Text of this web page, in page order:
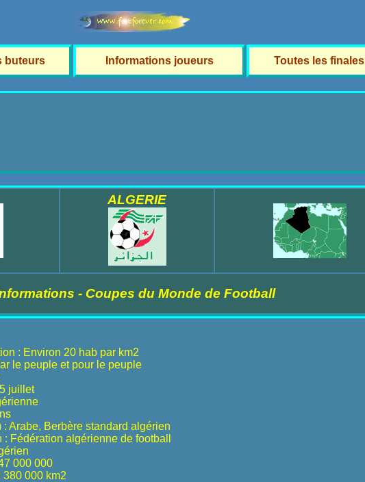
buteurs Informations joueurs Toutes les finales
ALGERIE
- Coupes du Monde de Football
: Environ 20 hab par km2
le peuple et pour le peuple
juillet
: Arabe, Berbère standard algérien
Fédération algérienne de football
000 000
000 km2